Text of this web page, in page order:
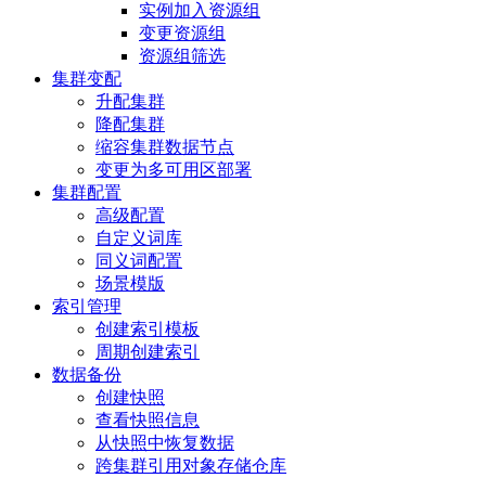
实例加入资源组
变更资源组
资源组筛选
集群变配
升配集群
降配集群
缩容集群数据节点
变更为多可用区部署
集群配置
高级配置
自定义词库
同义词配置
场景模版
索引管理
创建索引模板
周期创建索引
数据备份
创建快照
查看快照信息
从快照中恢复数据
跨集群引用对象存储仓库